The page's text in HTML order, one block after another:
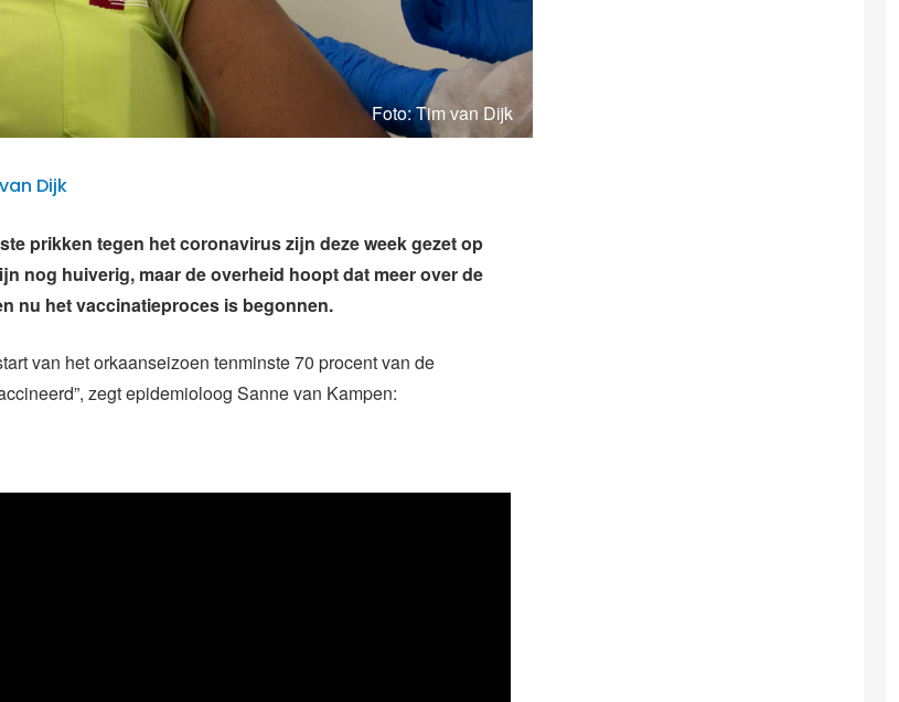
Foto: Tim van Dijk
Dijk
prikken tegen het coronavirus zijn deze week gezet op
nog huiverig, maar de overheid hoopt dat meer over de
nu het vaccinatieproces is begonnen.
van het orkaanseizoen tenminste 70 procent van de
zegtepidemioloog Sanne van Kampen: